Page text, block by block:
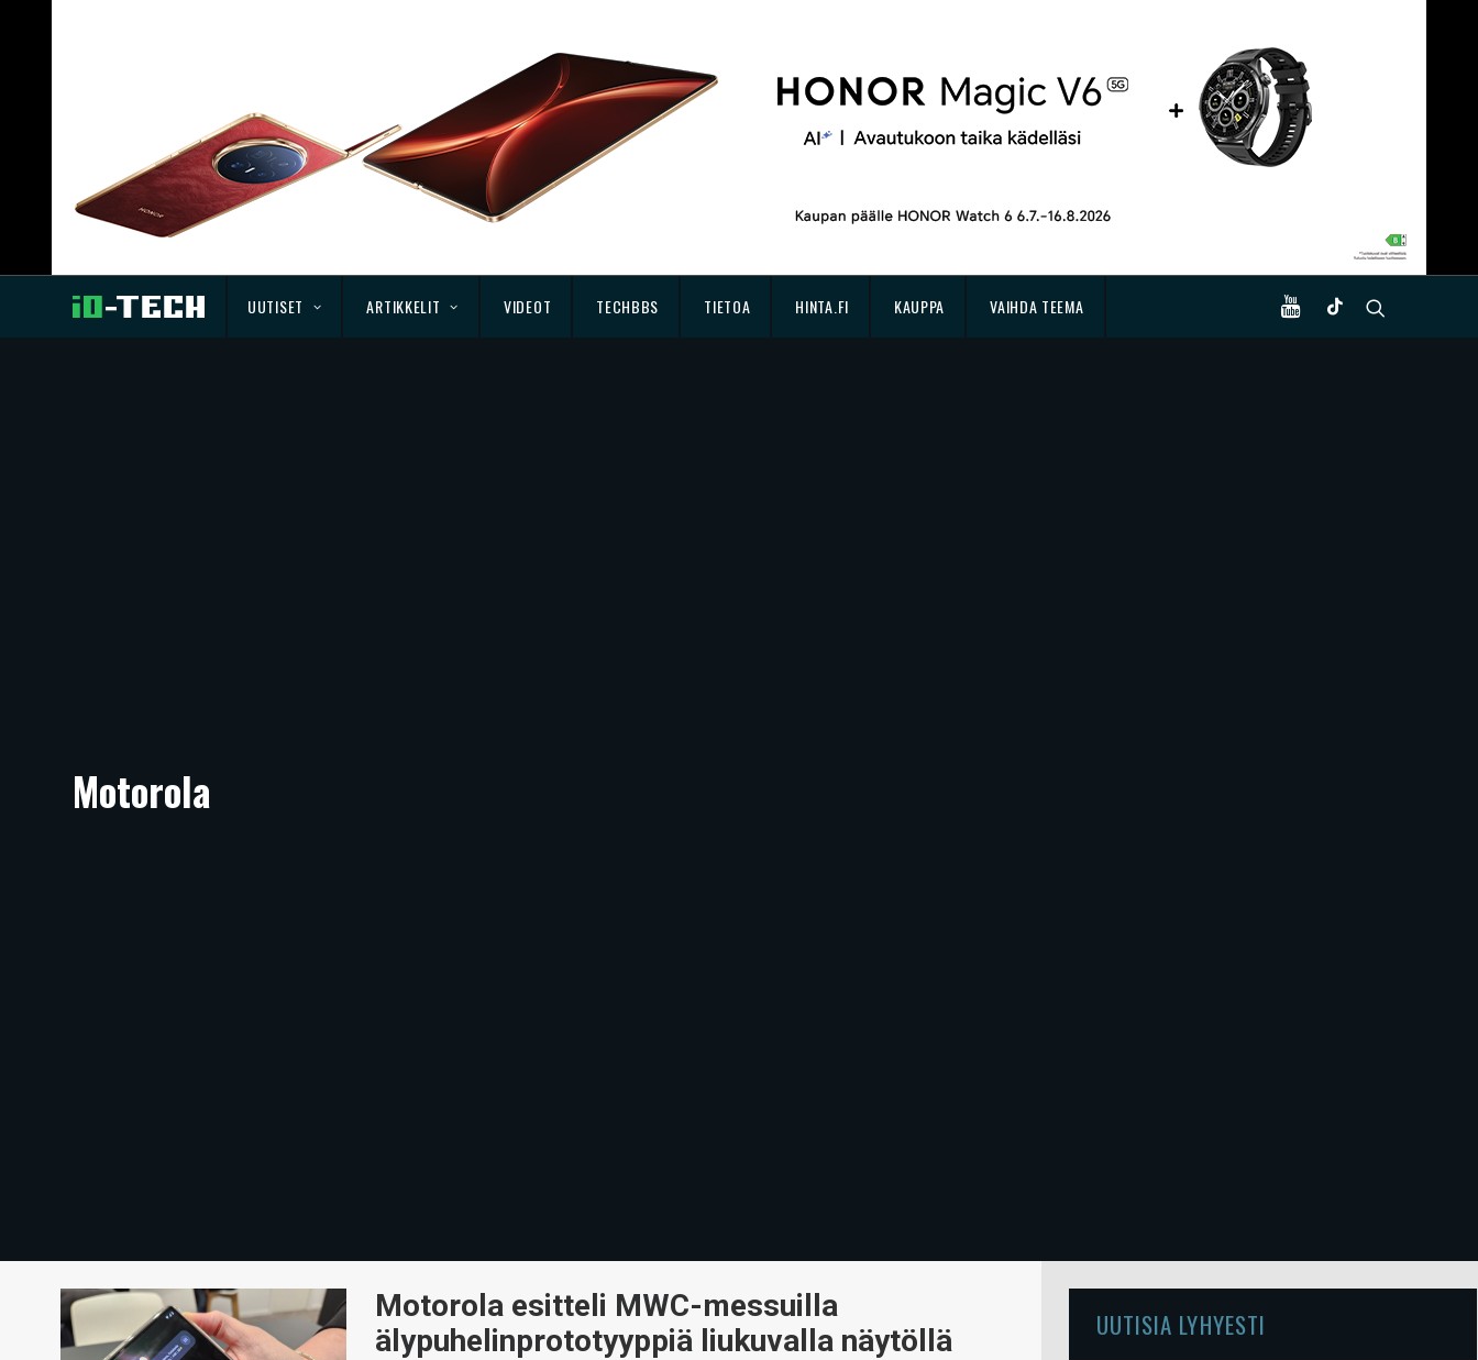
UUTISET ARTIKKELIT VIDEOT TECHBBS TIETOA HINTA.FI KAUPPA VAIHDA TEEMA
Motorola
Motorola esitteli MWC-messuilla
älypuhelinprototyyppiä liukuvalla näytöllä
UUTISIA LYHYESTI